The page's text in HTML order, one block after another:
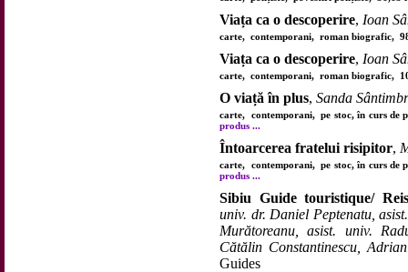
Viața ca o descoperire, Ioan
carte, contemporani, roman biografic,
Viața ca o descoperire, Ioan
carte, contemporani, roman biografic,
O viață în plus, Sanda
carte, contemporani, pe stoc, în curs
produs ...
Întoarcerea fratelui risipitor,
carte, contemporani, pe stoc, în curs
produs ...
Sibiu Guide touristique/
univ. dr. Daniel Peptenatu,
Murătoreanu, asist. univ.
Cătălin Constantinescu,
Guides